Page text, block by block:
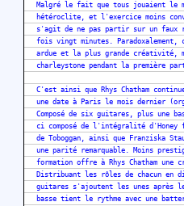
Malgré le fait que tous jouaient le
hétéroclite, et l'exercice moins
s'agit de ne pas partir sur un faux
fois vingt minutes.
ardue et la plus grande créativité,
charleystone pendant la première
C'est ainsi que Rhys Chatham
une date à Paris le mois dernier
Composé de six guitares, plus
ci composé de l'intégralité d'Honey
de Toboggan, ainsi que Franziska
une parité remarquable. Moins
formation offre à Rhys Chatham
Distribuant les rôles de chacun en
guitares s'ajoutent les unes après
basse tient le rythme avec une